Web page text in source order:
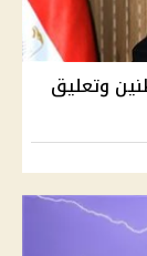
وتعليق